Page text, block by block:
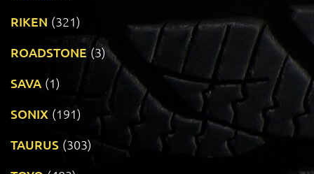
RIKEN (321)
ROADSTONE (3)
SAVA (1)
SONIX (191)
TAURUS (303)